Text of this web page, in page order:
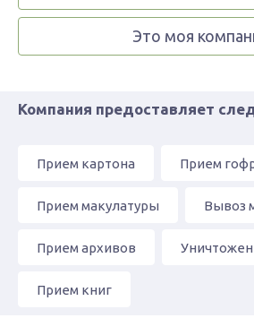
Это моя
Компания предоставляет
Прием картона Прием
Прием макулатуры Вывоз
Прием архивов
Прием книг